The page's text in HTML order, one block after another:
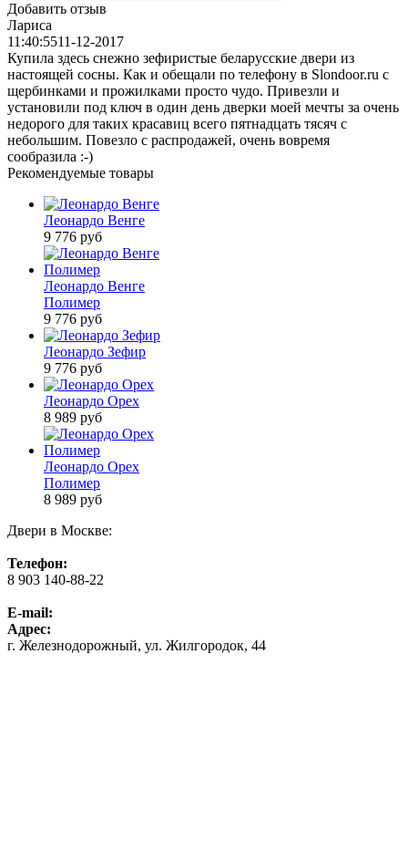
Добавить отзыв
Лариса
11:40:5511-12-2017
Купила здесь снежно зефиристые беларусские двери из
настоящей сосны. Как и обещали по телефону в Slondoor.ru с
щербинками и прожилками просто чудо. Привезли и
установили под ключ в один день дверки моей мечты за очень
недорого для таких красавиц всего пятнадцать тясяч с
небольшим. Повезло с распродажей, очень вовремя
сообразила :-)
Рекомендуемые товары
Леонардо Венге
9 776 руб
Леонардо Венге
Полимер
9 776 руб
Леонардо Зефир
9 776 руб
Леонардо Орех
8 989 руб
Леонардо Орех
Полимер
8 989 руб
Двери в Москве:
Телефон:
8 903 140-88-22
E-mail:
Адрес:
г. Железнодорожный, ул. Жилгородок, 44